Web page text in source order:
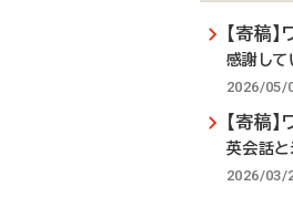
【寄稿
感謝して
2026/05/
【寄稿
英会話
2026/03/